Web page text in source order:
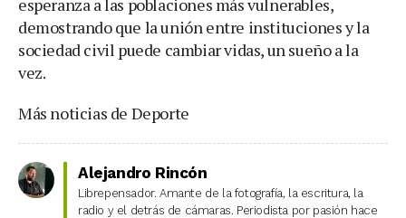
esperanza a las poblaciones más vulnerables,
demostrando que la unión entre instituciones y la
sociedad civil puede cambiar vidas, un sueño a la
vez.
Más noticias de Deporte
Alejandro Rincón
Librepensador. Amante de la fotografía, la escritura, la
radio y el detrás de cámaras. Periodista por pasión hace